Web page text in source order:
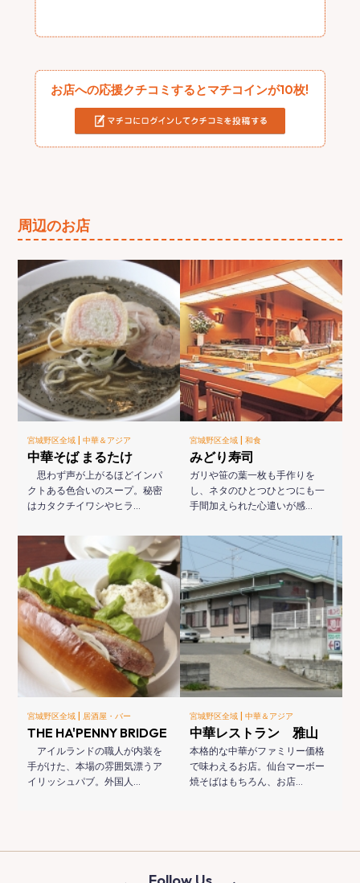
お店への応援クチコミするとマチコインが10枚!
周辺のお店
宮城野区全域 |中華＆アジア
中華そば まるたけ
思わず声が上がるほどインパ
クトある色合いのスープ。秘密
はカタクチイワシやヒラ…
宮城野区全域 | 和食
みどり寿司
ガリや笹の葉一枚も手作りを
し、ネタのひとつひとつにも一
手間加えられた心遣いが感…
宮城野区全域 | 居酒屋・バー
THE HA'PENNY BRIDGE
アイルランドの職人が内装を
手がけた、本場の雰囲気漂うア
イリッシュパブ。外国人…
宮城野区全域 | 中華＆アジア
中華レストラン 雅山
本格的な中華がファミリー価格
で味わえるお店。仙台マーボー
焼そばはもちろん、お店…